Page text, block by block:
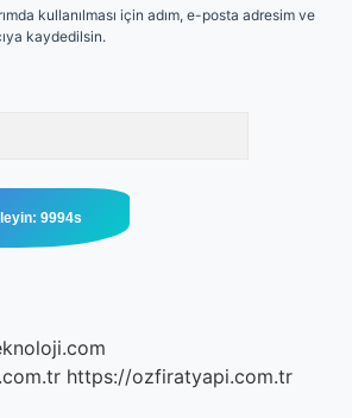
kullanılması için adım, e-posta adresim ve
kaydedilsin.
https://ozfiratyapi.com.tr